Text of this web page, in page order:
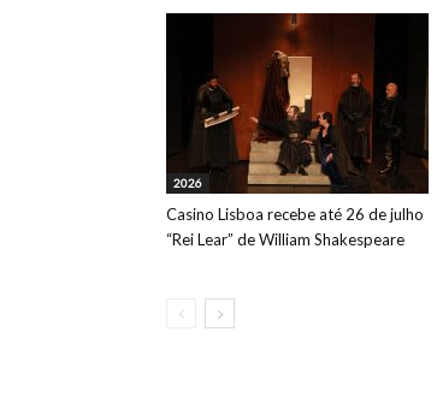
2026
Casino Lisboa recebe até 26 de julho
“Rei Lear” de William Shakespeare